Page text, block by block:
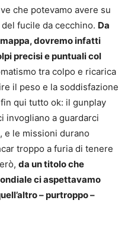
che potevamo avere su
fucile da cecchino. Da
dovremo infatti
precisi e puntuali col
tra colpo e ricarica
il peso e la soddisfazione
qui tutto ok: il gunplay
invogliano a guardarci
e le missioni durano
troppo a furia di tenere
da un titolo che
ci aspettavamo
– purtroppo –